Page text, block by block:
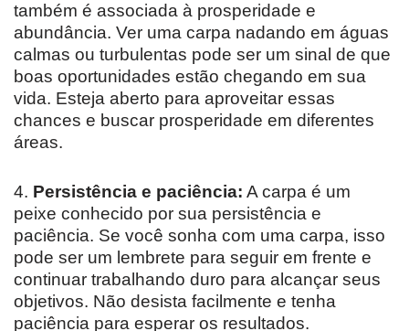
também é associada à prosperidade e
abundância. Ver uma carpa nadando em águas
calmas ou turbulentas pode ser um sinal de que
boas oportunidades estão chegando em sua
vida. Esteja aberto para aproveitar essas
chances e buscar prosperidade em diferentes
áreas.
4. Persistência e paciência: A carpa é um
peixe conhecido por sua persistência e
paciência. Se você sonha com uma carpa, isso
pode ser um lembrete para seguir em frente e
continuar trabalhando duro para alcançar seus
objetivos. Não desista facilmente e tenha
paciência para esperar os resultados.